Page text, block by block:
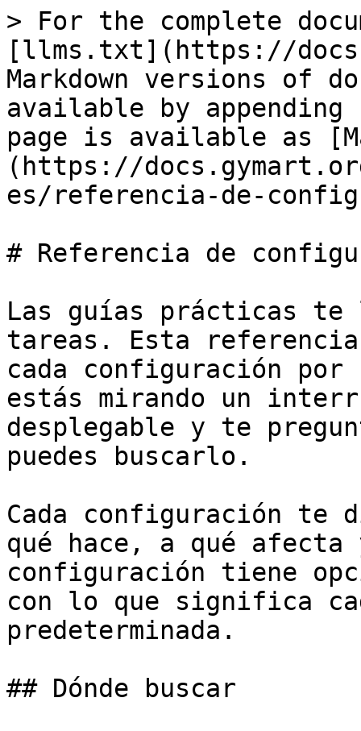
> For the complete
[llms.txt](https://
Markdown versions of
available by
page is available as
(https://
es/referencia-de-
# Referencia de
Las guías prácticas te
tareas. Esta
cada configuración
estás mirando un
desplegable y te
puedes buscarlo.
Cada configuración te
qué hace, a qué afecta
configuración tiene
con lo que significa
predeterminada.
## Dónde buscar